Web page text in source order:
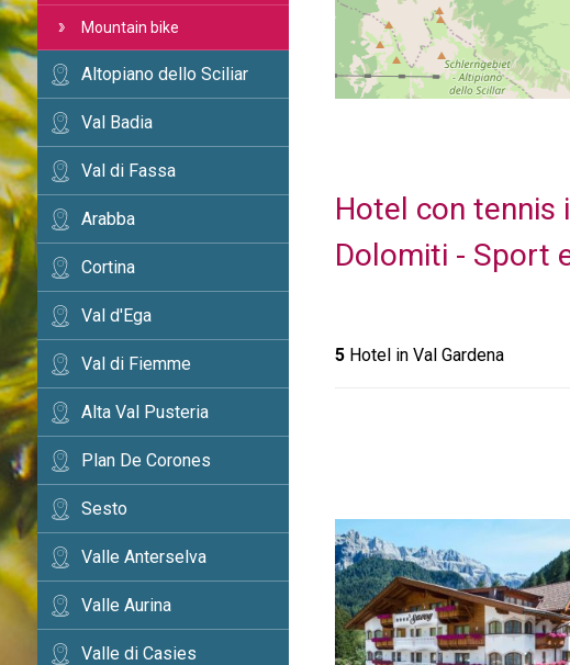
Mountain bike
Altopiano dello Sciliar
Val Badia
Val di Fassa
Arabba
Cortina
Val d'Ega
Val di Fiemme
Alta Val Pusteria
Plan De Corones
Sesto
Valle Anterselva
Valle Aurina
Valle di Casies
Hotel con tennis
Dolomiti - Sport
5 Hotel in Val Gardena